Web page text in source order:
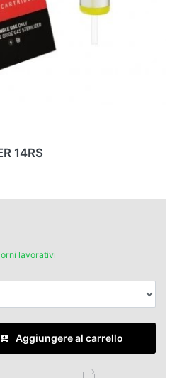
14RS
lavorativi
Aggiungere al carrello